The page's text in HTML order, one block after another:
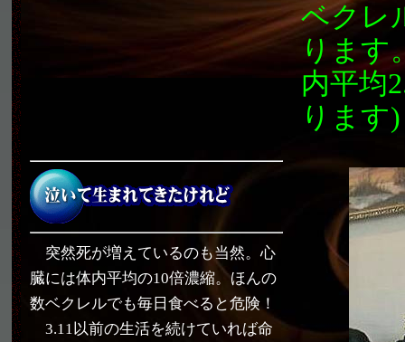
ベクレ
ります
内平均
ります)
突然死が増えているのも当然。心
臓には体内平均の10倍濃縮。ほんの
数ベクレルでも毎日食べると危険！
3.11以前の生活を続けていれば命